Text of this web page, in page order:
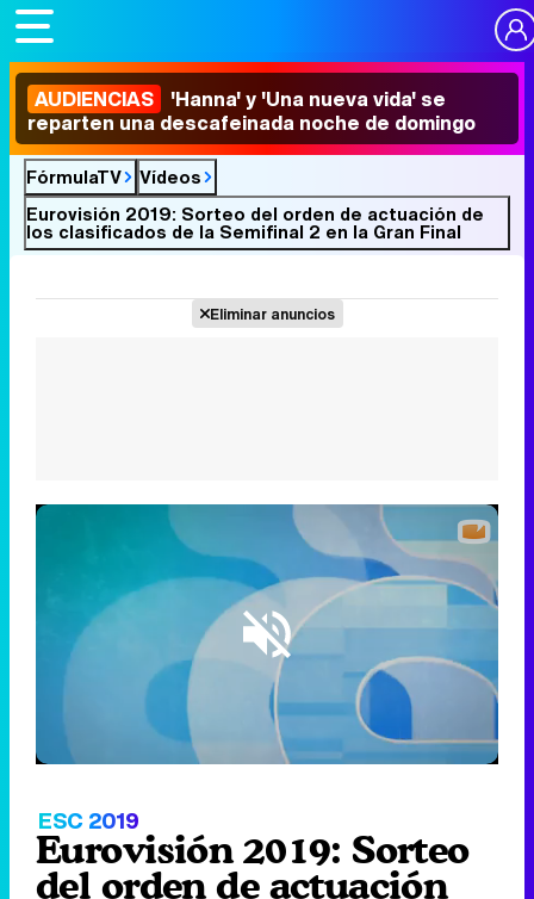
AUDIENCIAS 'Hanna' y 'Una nueva vida' se
reparten una descafeinada noche de domingo
FórmulaTV
Vídeos
Eurovisión 2019: Sorteo del orden de actuación de
los clasificados de la Semifinal 2 en la Gran Final
Eliminar anuncios
/
Loaded
ESC 2019
Eurovisión 2019: Sorteo
del orden de actuación